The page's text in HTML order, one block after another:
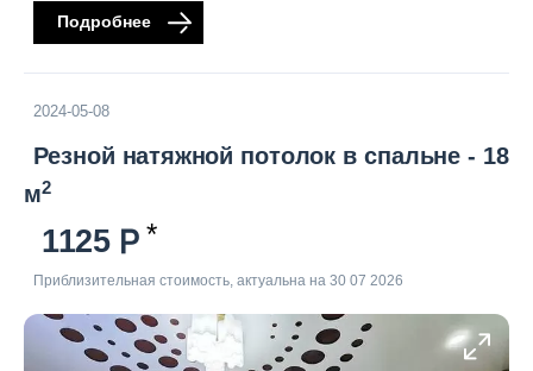
Подробнее
2024-05-08
Резной натяжной потолок в спальне - 18
м2
1125
Приблизительная стоимость, актуальна на 30 07 2026